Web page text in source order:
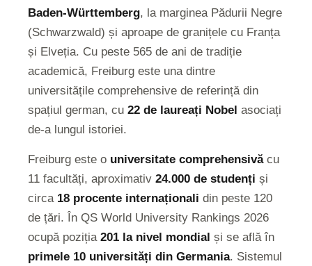
Baden-Württemberg, la marginea Pădurii Negre
(Schwarzwald) și aproape de granițele cu Franța
și Elveția. Cu peste 565 de ani de tradiție
academică, Freiburg este una dintre
universitățile comprehensive de referință din
spațiul german, cu 22 de laureați Nobel asociați
de-a lungul istoriei.
Freiburg este o universitate comprehensivăcu
11 facultăți, aproximativ 24.000 de studenți și
circa 18 procente internaționali din peste 120
de țări. În QS World University Rankings 2026
ocupă poziția 201 la nivel mondial și se află în
primele 10 universități din Germania. Sistemul